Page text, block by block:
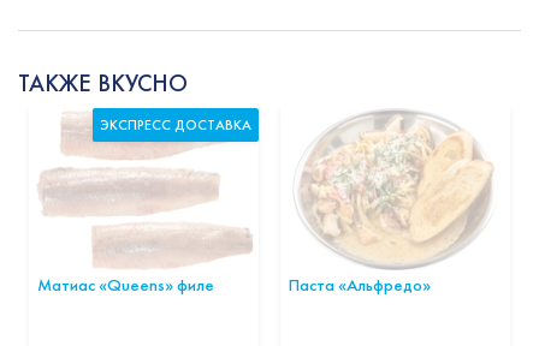
ТАКЖЕ ВКУСНО
Матиас «Queens» филе
ЭКСПРЕСС ДОСТАВКА
Паста «Альфредо»